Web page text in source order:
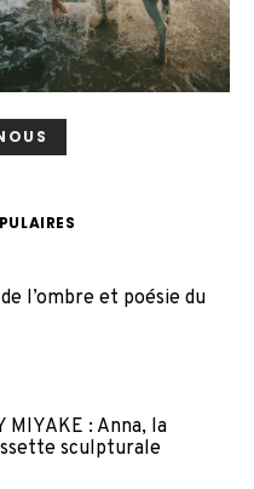
l’ombre et poésie du
MIYAKE : Anna, la
sculpturale